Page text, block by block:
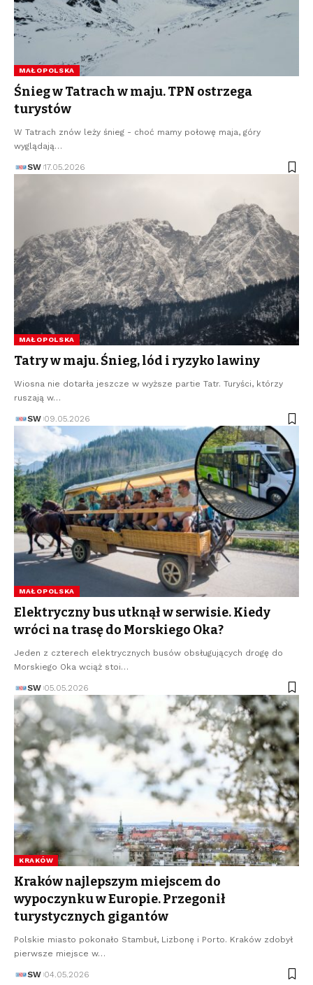
MAŁOPOLSKA
Śnieg w Tatrach w maju. TPN ostrzega
turystów
W Tatrach znów leży śnieg - choć mamy połowę maja, góry
wyglądają…
SW 17.05.2026
MAŁOPOLSKA
Tatry w maju. Śnieg, lód i ryzyko lawiny
Wiosna nie dotarła jeszcze w wyższe partie Tatr. Turyści, którzy
ruszają w…
SW 09.05.2026
MAŁOPOLSKA
Elektryczny bus utknął w serwisie. Kiedy
wróci na trasę do Morskiego Oka?
Jeden z czterech elektrycznych busów obsługujących drogę do
Morskiego Oka wciąż stoi…
SW 05.05.2026
KRAKÓW
Kraków najlepszym miejscem do
wypoczynku w Europie. Przegonił
turystycznych gigantów
Polskie miasto pokonało Stambuł, Lizbonę i Porto. Kraków zdobył
pierwsze miejsce w…
SW 04.05.2026